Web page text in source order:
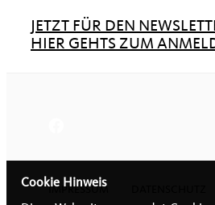
JETZT FÜR DEN
HIER GEHTS ZUM
IMPRESSUM
Cookie Hinweis